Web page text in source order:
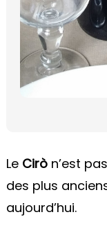
Le Cirò n’est
des plus
aujourd’hui.